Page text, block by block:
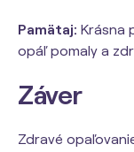
Pamätaj: Krásna
opáľ pomaly a
Záver
Zdravé